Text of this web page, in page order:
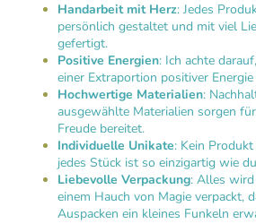
Handarbeit mit Herz: Jedes
persönlich gestaltet und mit viel
gefertigt.
Positive Energien: Ich achte
einer Extraportion positiver
Hochwertige Materialien:
ausgewählte Materialien sorgen
Freude bereitet.
Individuelle Unikate: Kein
jedes Stück ist so einzigartig wie
Liebevolle Verpackung: Alles
einem Hauch von Magie verpackt,
Auspacken ein kleines Funkeln